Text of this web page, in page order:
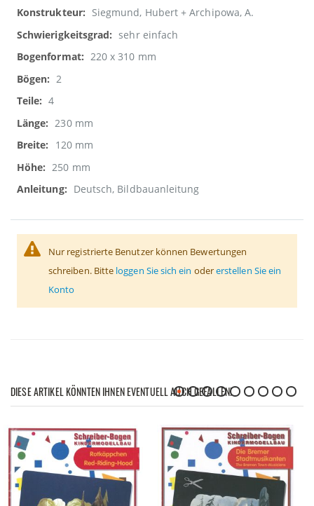
Siegmund, Hubert + Archipowa, A.
sehr einfach
220 x 310 mm
2
4
230 mm
120 mm
250 mm
Deutsch, Bildbauanleitung
Nur registrierte Benutzer können Bewertungen
schreiben. Bitte loggen Sie sich ein odererstellen Sie ein
Konto
DIESE ARTIKEL KÖNNTEN IHNEN EVENTUELL AUCH GEFALLEN!